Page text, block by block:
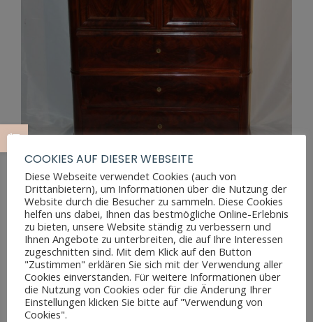
BIEDERMEIER KABINETTSCHRANK
COOKIES AUF DIESER WEBSEITE
Diese Webseite verwendet Cookies (auch von
Drittanbietern), um Informationen über die Nutzung der
Website durch die Besucher zu sammeln. Diese Cookies
helfen uns dabei, Ihnen das bestmögliche Online-Erlebnis
zu bieten, unsere Website ständig zu verbessern und
Ihnen Angebote zu unterbreiten, die auf Ihre Interessen
zugeschnitten sind. Mit dem Klick auf den Button
"Zustimmen" erklären Sie sich mit der Verwendung aller
Cookies einverstanden. Für weitere Informationen über
die Nutzung von Cookies oder für die Änderung Ihrer
Einstellungen klicken Sie bitte auf "Verwendung von
Cookies".